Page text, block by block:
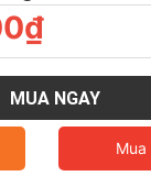
MUA NGAY
Mua